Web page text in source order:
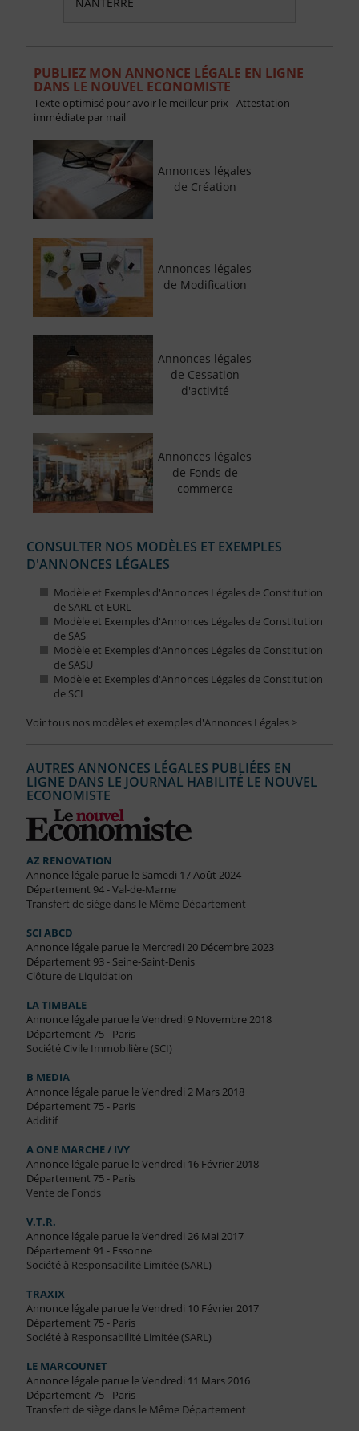
PUBLIEZ MON ANNONCE LÉGALE EN LIGNE
DANS LE NOUVEL ECONOMISTE
Texte optimisé pour avoir le meilleur prix - Attestation
immédiate par mail
Annonces légales
de Création
Annonces légales
de Modification
Annonces légales
de Cessation
d'activité
Annonces légales
de Fonds de
commerce
CONSULTER NOS MODÈLES ET EXEMPLES
D'ANNONCES LÉGALES
Modèle et Exemples d'Annonces Légales de Constitution
de SARL et EURL
Modèle et Exemples d'Annonces Légales de Constitution
de SAS
Modèle et Exemples d'Annonces Légales de Constitution
de SASU
Modèle et Exemples d'Annonces Légales de Constitution
de SCI
Voir tous nos modèles et exemples d'Annonces Légales >
AUTRES ANNONCES LÉGALES PUBLIÉES EN
LIGNE DANS LE JOURNAL HABILITÉ LE NOUVEL
ECONOMISTE
AZ RENOVATION
Annonce légale parue le Samedi 17 Août 2024
Département 94 - Val-de-Marne
Transfert de siège dans le Même Département
SCI ABCD
Annonce légale parue le Mercredi 20 Décembre 2023
Département 93 - Seine-Saint-Denis
Clôture de Liquidation
LA TIMBALE
Annonce légale parue le Vendredi 9 Novembre 2018
Département 75 - Paris
Société Civile Immobilière (SCI)
B MEDIA
Annonce légale parue le Vendredi 2 Mars 2018
Département 75 - Paris
Additif
A ONE MARCHE / IVY
Annonce légale parue le Vendredi 16 Février 2018
Département 75 - Paris
Vente de Fonds
V.T.R.
Annonce légale parue le Vendredi 26 Mai 2017
Département 91 - Essonne
Société à Responsabilité Limitée (SARL)
TRAXIX
Annonce légale parue le Vendredi 10 Février 2017
Département 75 - Paris
Société à Responsabilité Limitée (SARL)
LE MARCOUNET
Annonce légale parue le Vendredi 11 Mars 2016
Département 75 - Paris
Transfert de siège dans le Même Département